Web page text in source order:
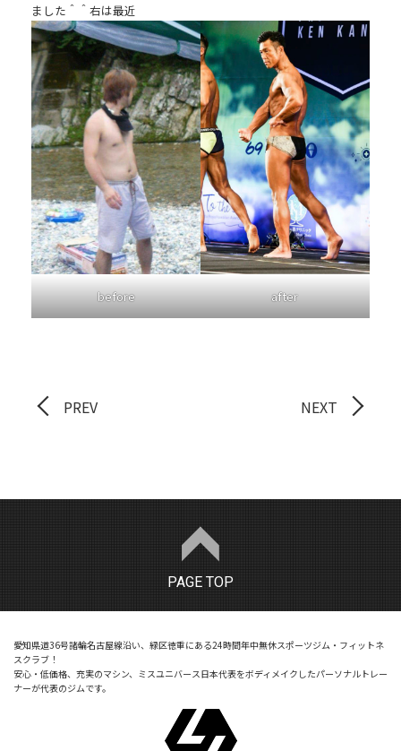
ました＾＾右は最近
before after
PREV NEXT
PAGE TOP
愛知県道36号諸輪名古屋線沿い、緑区徳重にある24時間年中無休スポーツジム・フィットネ
スクラブ！
安心・低価格、充実のマシン、ミスユニバース日本代表をボディメイクしたパーソナルトレー
ナーが代表のジムです。